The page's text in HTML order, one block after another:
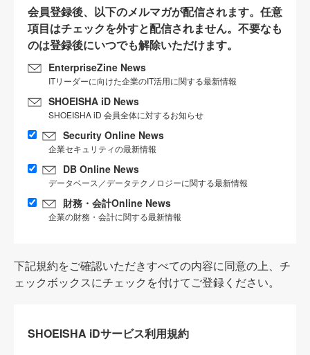
会員登録後、以下のメルマガが配信されます。任意
項目はチェックを外すと配信されません。不要なも
のは登録後にいつでも解除いただけます。
EnterpriseZine News
ITリーダーに向けた企業のIT活用に関する最新情報
SHOEISHA iD News
SHOEISHA iD 会員全体に対するお知らせ
Security Online News
企業セキュリティの最新情報
DB Online News
データベース／データテクノロジーに関する最新情報
財務・会計Online News
企業の財務・会計に関する最新情報
下記規約をご確認いただきすべての内容に同意の上、チ
ェックボックスにチェックを付けてご登録ください。
SHOEISHA iDサービス利用規約